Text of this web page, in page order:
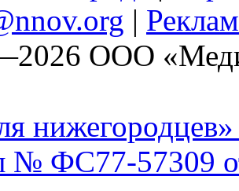
|
ООО
нижегородцев»
ФС77-57309